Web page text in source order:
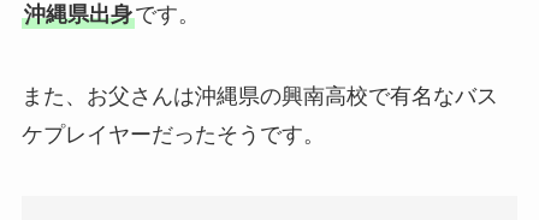
沖縄県出身です。
また、お父さんは沖縄県の興南高校で有名なバス
ケプレイヤーだったそうです。